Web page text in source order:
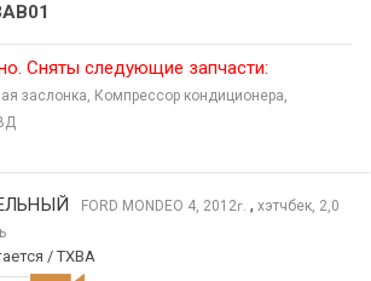
Сняты следующие запчасти:
заслонка, Компрессор кондиционера,
FORD MONDEO 4, 2012г. , хэтчбек, 2,0
/ TXBA